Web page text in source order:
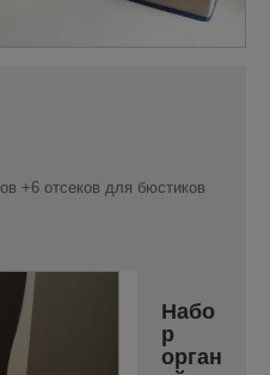
+6 отсеков для бюстиков
Набо
р
орган